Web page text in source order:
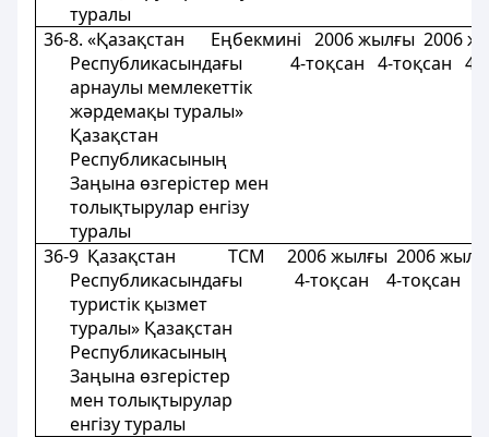
туралы
36-8. «Қазақстан Еңбекмині 2006 жылғы 2006
Республикасындағы 4-тоқсан 4-тоқсан 4-
арнаулы мемлекеттік
жәрдемақы туралы»
Қазақстан
Республикасының
Заңына өзгерістер мен
толықтырулар енгізу
туралы
36-9 Қазақстан ТСМ 2006 жылғы 2006
Республикасындағы 4-тоқсан 4-тоқсан
туристік қызмет
туралы» Қазақстан
Республикасының
Заңына өзгерістер
мен толықтырулар
енгізу туралы